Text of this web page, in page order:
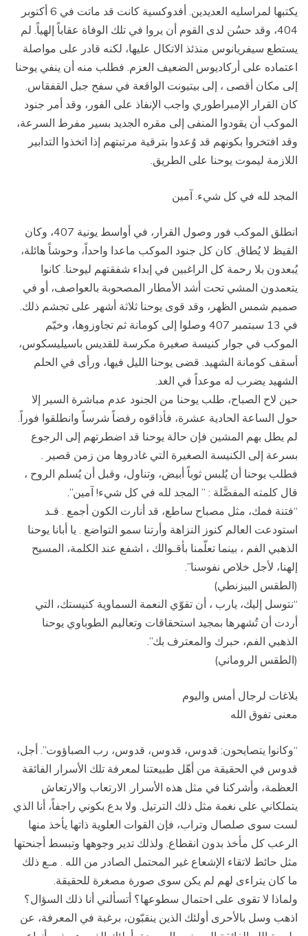
يكتبها لمراسليه العديدين. أفدوكسية كانت قد ماتت في 6 أكتوبر
404، وقد حسُن لدى القوم أن يروا في تلك الوفاة عقاباً إلهياً. لم
يستطع سيفريانوس منذئذ الاتكال عليها، لكنه قادر على مواصلة
اعتماده على أركاديوس الضعيف العزم. فطلب منه أن ينفي يوحنا
إلى مكان أقصى ، إلى بيتيونت الواقعة في سفح جبل القفقاس.
كان القرار الإمبراطوري واجب الإنفاذ على الفور، وقد أمر جنود
الموكب أن يقودوا المنفى إلى مقره الجديد بسير مفرط السرعة،
وقد افتخروا بكونهم قد وُعدوا بترقية مرتبتهم إذا اتخذوا التدابير
اللازمة ليموت يوحنا على الطريق.
المجد لله في كل شيء. آمين
انطلق الموكب فور وصول القرار، في أواسط يونية 407، وكان
القيظ لا يُطاق. كان كل جنود الموكب ماعدا واحداً، وحوشاً هائلة،
يُبعدون بلا رحمة كل الراغبين في إبداء شفقتهم ليوحنا. كانوا
يتعمدون المشي تحت أشد الأمطار المصحوبة بالعواصف، أو في
صميم شمس الظهر، وقد قوى يوحنا ثلاثة أشهر على تجشم ذلك.
في 13 سبتمبر 407 وصلوا إلى كومانة ثم تجاوزوها، وخيّم
الموكب في جوار كنيسة صغيرة مكرسة للقديس باسيليسكوس،
أسقف كومانة الشهيد. قضى يوحنا الليل فيها، ورأى في الحلم
الشهيد يضرب له موعداً في الغد.
حين لاح الصباح، طلب يوحنا من الجنود عدم مباشرة السير إلا
حول الساعة الحادية عشرة، فأذاقوه رفضاً شرساً وانطلقوا فوراً.
لم يطل بهم المشين فإن حالة يوحنا قد اضطرتهم إلى الرجوع
بسرعة إلى الكنيسة الصغيرة التي غادروها من زمن قصير .
فطلب يوحنا أن يُلبس ثوباً أبيض، وتناول، وقبل أن يُسلم الروح ،
قال كلمته المفضَّلة : ” المجد لله في كل شيء! آمين”.
“فتنة فمك، مثل مصباح ساطع، قد أنارت الكون أجمع . قـد
استودعت العالم كنوز النزاهة وأرتنا سمو التواضع . يا أبانا يوحنا
الذهبي الفم ، بينما تعلّمنا بأقـوالك ، اشفع عند الكلمة، المسيح
إلهنا، لأجل خلاص نفوسنا”.
(الطقس البيزنطي)
“نتوسل إليك، يارب ، أن تقوّي النعمة السماوية كنيستك، التي
أردت أن تُشهرها بمجيد استحقاقات وتعاليم الطوباوي يوحنا
الذهبي الفم، حبرك والمعترف بك”.
(الطقس الروماني)
بلاغات لرجال أمس واليوم
معنى تفوق الله
“وكانوا يتصايحون: قدوس، قدوس، قدوس، رب الصباؤوت”. أجل،
قدوس في الحقيقة من أهّل طبيعتنا لمعرفة تلك الأسرار الفائقة
العظمة، وأشركنا في مثل هذه الأسرار. الارتعاب والارتعاش
يتملكاني على نغمة مثل ذلك الترتيل. ولا بدع بكوني راجفاً، أنا الذي
لست سوى صلصال وتراب، فإن القوات العلوية ذاتها يأخذ منها
الرعب كل مأخذ بدون انقطاع. ولذلك تدير وجوهها وتبسط أجنحتها
مثل حائط لاتقاء الإشعاع غير المحتمل الصادر من الله . مـع ذلك
ما كان يتراءى لهم لم يكن سوى صورة مصغرة للحقيقة.
ولماذا لا تقوى على احتمال سطوعها؟ أتسألني أنا ذلك السؤال؟
اذهب وسل بالأحرى أولئك الذين ينقبّون، برغبة في المعرفة، عن